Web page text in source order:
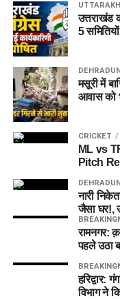
उत्तराखंड
5
मसूरी में
आवास को
CRICKET
ML vs
Pitch
नारी
जैसा घर!,
रामनगर:
पहले उठा
हरिद्वार:
विभाग ने